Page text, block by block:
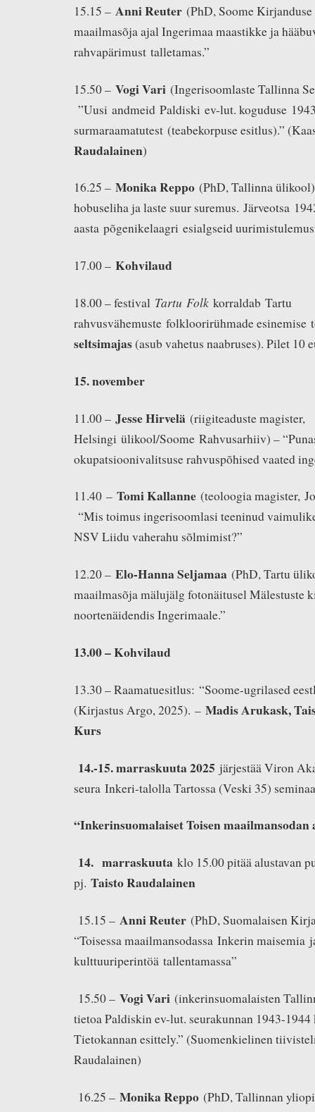
15.15 – Anni Reuter (PhD, Soome
maailmasõja ajal Ingerimaa maastikke ja
rahvapärimust talletamas.”
15.50 – Vogi Vari (Ingerisoomlaste Tallinna
”Uusi andmeid Paldiski ev-lut. koguduse
surmaraamatutest (teabekorpuse esitlus).”
Raudalainen)
16.25 – Monika Reppo (PhD, Tallinna
hobuseliha ja laste suur suremus. Järveotsa
aasta põgenikelaagri esialgseid
17.00 – Kohvilaud
18.00 – festival Tartu Folk korraldab Tartu
rahvusvähemuste folkloorirühmade
seltsimajas(asub vahetus naabruses). Pilet 10
15. november
11.00 – Jesse Hirvelä (riigiteaduste magister,
Helsingi ülikool/Soome Rahvusarhiiv) –
okupatsioonivalitsuse rahvuspõhised vaated
11.40 – Tomi Kallanne (teoloogia magister,
“Mis toimus ingerisoomlasi teeninud
NSV Liidu vaherahu sõlmimist?”
12.20 – Elo-Hanna Seljamaa (PhD, Tartu
maailmasõja mälujälg fotonäitusel Mälestuste
noortenäidendis Ingerimaale.”
13.00 – Kohvilaud
13.30 – Raamatuesitlus: “Soome-ugrilased
(Kirjastus Argo, 2025). – Madis Arukask,
Kurs
14.-15. marraskuuta 2025 järjestää Viron
seura Inkeri-talolla Tartossa (Veski 35)
“Inkerinsuomalaiset Toisen maailmansodan
14. marraskuuta klo 15.00 pitää alustavan
pj. Taisto Raudalainen
15.15 – Anni Reuter (PhD, Suomalaisen
“Toisessa maailmansodassa Inkerin maisemia
kulttuuriperintöä tallentamassa”
15.50 – Vogi Vari (inkerinsuomalaisten
tietoa Paldiskin ev-lut. seurakunnan 1943-
Tietokannan esittely.” (Suomenkielinen
Raudalainen)
16.25 – Monika Reppo (PhD, Tallinnan